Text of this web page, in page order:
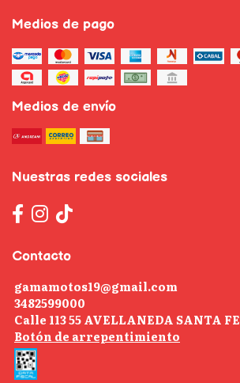
Medios de pago
Medios de envío
Nuestras redes sociales
Contacto
gamamotos19@gmail.com
3482599000
Calle 113 55 AVELLANEDA SANTA FE
Botón de arrepentimiento